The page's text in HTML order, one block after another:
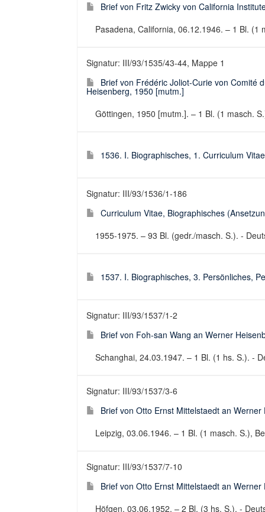
Brief von Fritz Zwicky von California
Pasadena, California, 06.12.1946. – 1 Bl. (1
Signatur: III/93/1535/43-44, Mappe 1
Brief von Frédéric Joliot-Curie von Comité
Heisenberg, 1950 [mutm.]
Göttingen, 1950 [mutm.]. – 1 Bl. (1 masch.
1536. I. Biographisches, 1. Curriculum Vitae
Signatur: III/93/1536/1-186
Curriculum Vitae, Biographisches
1955-1975. – 93 Bl. (gedr./masch. S.). -
1537. I. Biographisches, 3. Persönliches,
Signatur: III/93/1537/1-2
Brief von Foh-san Wang an Werner
Schanghai, 24.03.1947. – 1 Bl. (1 hs. S.). -
Signatur: III/93/1537/3-6
Brief von Otto Ernst Mittelstaedt an
Leipzig, 03.06.1946. – 1 Bl. (1 masch. S.),
Signatur: III/93/1537/7-10
Brief von Otto Ernst Mittelstaedt an
Höfgen, 03.06.1952. – 2 Bl. (3 hs. S.). -